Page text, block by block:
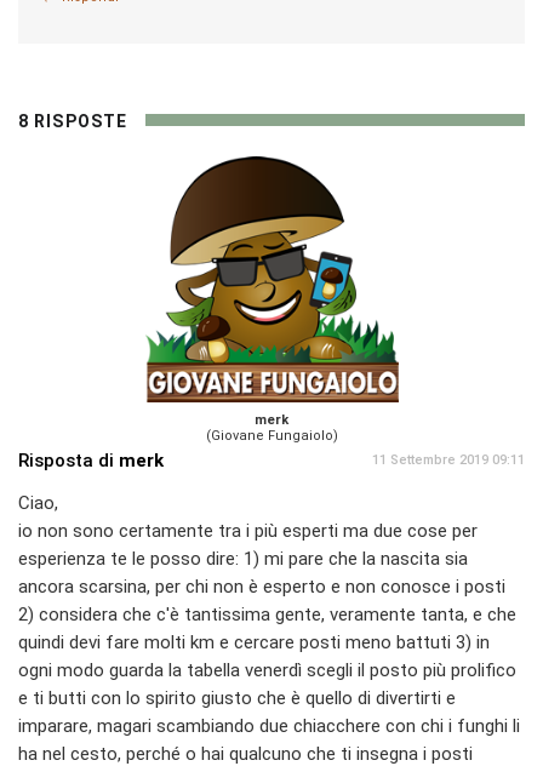
8 RISPOSTE
merk
(Giovane Fungaiolo)
Risposta di merk 11 Settembre 2019 09:11
Ciao,
io non sono certamente tra i più esperti ma due cose per
esperienza te le posso dire: 1) mi pare che la nascita sia
ancora scarsina, per chi non è esperto e non conosce i posti
2) considera che c'è tantissima gente, veramente tanta, e che
quindi devi fare molti km e cercare posti meno battuti 3) in
ogni modo guarda la tabella venerdì scegli il posto più prolifico
e ti butti con lo spirito giusto che è quello di divertirti e
imparare, magari scambiando due chiacchere con chi i funghi li
ha nel cesto, perché o hai qualcuno che ti insegna i posti